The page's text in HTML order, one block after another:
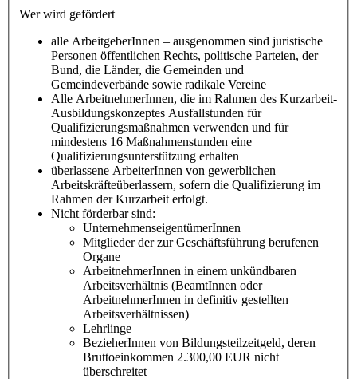
Wer wird gefördert
alle ArbeitgeberInnen – ausgenommen sind juristische
Personen öffentlichen Rechts, politische Parteien, der
Bund, die Länder, die Gemeinden und
Gemeindeverbände sowie radikale Vereine
Alle ArbeitnehmerInnen, die im Rahmen des Kurzarbeit-
Ausbildungskonzeptes Ausfallstunden für
Qualifizierungsmaßnahmen verwenden und für
mindestens 16 Maßnahmenstunden eine
Qualifizierungsunterstützung erhalten
überlassene ArbeiterInnen von gewerblichen
Arbeitskräfteüberlassern, sofern die Qualifizierung im
Rahmen der Kurzarbeit erfolgt.
Nicht förderbar sind:
UnternehmenseigentümerInnen
Mitglieder der zur Geschäftsführung berufenen
Organe
ArbeitnehmerInnen in einem unkündbaren
Arbeitsverhältnis (BeamtInnen oder
ArbeitnehmerInnen in definitiv gestellten
Arbeitsverhältnissen)
Lehrlinge
BezieherInnen von Bildungsteilzeitgeld, deren
Bruttoeinkommen 2.300,00 EUR nicht
überschreitet